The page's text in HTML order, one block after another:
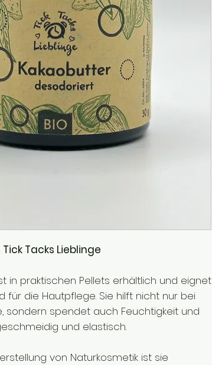
Tacks Lieblinge
in praktischen Pellets erhältlich und eignet
für die Hautpflege. Sie hilft nicht nur bei
sondern spendet auch Feuchtigkeit und
und elastisch.
von Naturkosmetik ist sie